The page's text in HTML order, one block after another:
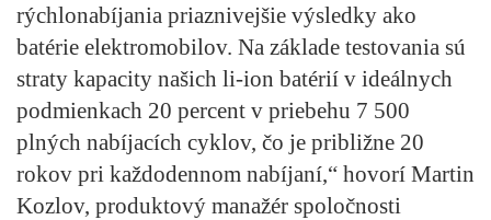
rýchlonabíjania priaznivejšie výsledky ako
batérie elektromobilov. Na základe testovania sú
straty kapacity našich li-ion batérií v ideálnych
podmienkach 20 percent v priebehu 7 500
plných nabíjacích cyklov, čo je približne 20
rokov pri každodennom nabíjaní,“ hovorí Martin
Kozlov, produktový manažér spoločnosti